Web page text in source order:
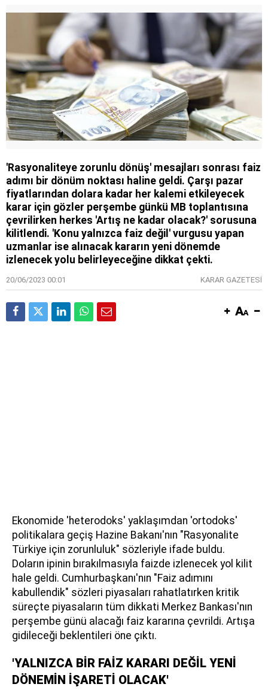
'Rasyonaliteye zorunlu dönüş' mesajları sonrası faiz
adımı bir dönüm noktası haline geldi. Çarşı pazar
fiyatlarından dolara kadar her kalemi etkileyecek
karar için gözler perşembe günkü MB toplantısına
çevrilirken herkes 'Artış ne kadar olacak?' sorusuna
kilitlendi. 'Konu yalnızca faiz değil' vurgusu yapan
uzmanlar ise alınacak kararın yeni dönemde
izlenecek yolu belirleyeceğine dikkat çekti.
20/06/2023 00:01 KARAR GAZETESİ
Ekonomide 'heterodoks' yaklaşımdan 'ortodoks'
politikalara geçiş Hazine Bakanı'nın "Rasyonalite
Türkiye için zorunluluk" sözleriyle ifade buldu.
Doların ipinin bırakılmasıyla faizde izlenecek yol kilit
hale geldi. Cumhurbaşkanı'nın "Faiz adımını
kabullendik" sözleri piyasaları rahatlatırken kritik
süreçte piyasaların tüm dikkati Merkez Bankası'nın
perşembe günü alacağı faiz kararına çevrildi. Artışa
gidileceği beklentileri öne çıktı.
'YALNIZCA BİR FAİZ KARARI DEĞİL YENİ
DÖNEMİN İŞARETİ OLACAK'